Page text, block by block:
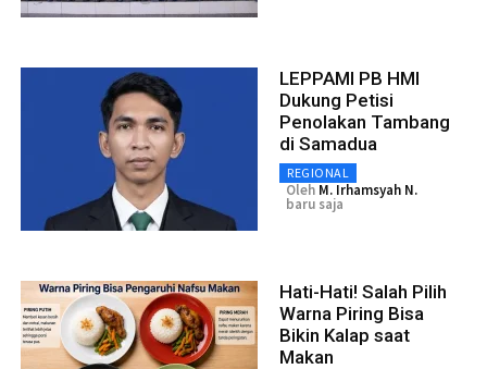
LEPPAMI PB HMI
Dukung Petisi
Penolakan Tambang
di Samadua
REGIONAL
Oleh M. Irhamsyah N.
baru saja
Hati-Hati! Salah Pilih
Warna Piring Bisa
Bikin Kalap saat
Makan